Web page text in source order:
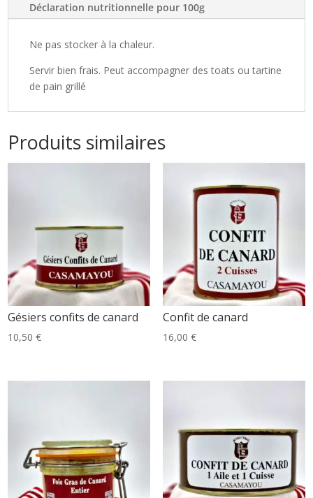
Déclaration nutritionnelle pour 100g
Ne pas stocker à la chaleur.
Servir bien frais. Peut accompagner des toats ou tartine
de pain grillé
Produits similaires
Gésiers confits de canard
10,50€
Confit de canard
16,00 €